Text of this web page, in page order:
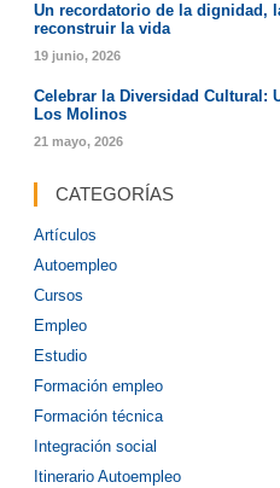
Un recordatorio de la dignidad,
reconstruir la vida
19 junio, 2026
Celebrar la Diversidad Cultural:
Los Molinos
21 mayo, 2026
CATEGORÍAS
Artículos
Autoempleo
Cursos
Empleo
Estudio
Formación empleo
Formación técnica
Integración social
Itinerario Autoempleo